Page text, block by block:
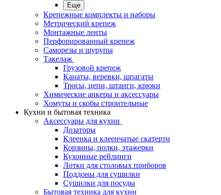
Еще
Крепежные комплекты и наборы
Метрический крепеж
Монтажные ленты
Перфорированный крепеж
Саморезы и шурупы
Такелаж
Грузовой крепеж
Канаты, веревки, шпагаты
Тросы, цепи, штанги, крюки
Химические анкеры и аксессуары
Хомуты и скобы строительные
Кухни и бытовая техника
Аксессуары для кухни
Дозаторы
Клеенка и клеенчатые скатерти
Корзины, полки, этажерки
Кухонные рейлинги
Лотки для столовых приборов
Поддоны для сушилки
Сушилки для посуды
Бытовая техника для кухни